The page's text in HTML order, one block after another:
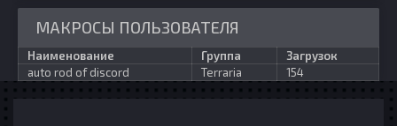
МАКРОСЫ ПОЛЬЗОВАТЕЛЯ
Наименование Группа
Загрузок
auto rod of discord
Terraria 154